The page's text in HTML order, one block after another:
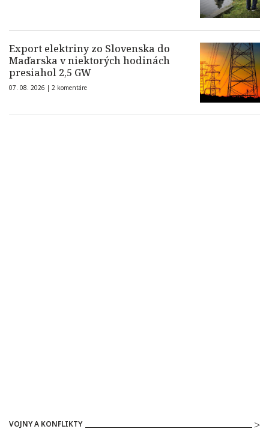
Export elektriny zo Slovenska do
Maďarska v niektorých hodinách
presiahol 2,5 GW
07. 08. 2026 | 2 komentáre
VOJNY A KONFLIKTY